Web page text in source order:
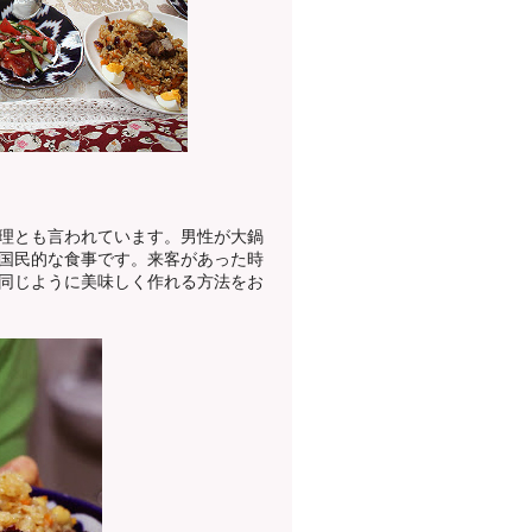
とも言われています。男性が大鍋
民的な食事です。来客があった時
じように美味しく作れる方法をお